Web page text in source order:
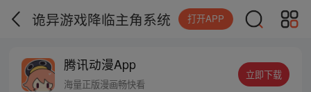
诡异游戏降临主角系统 打开APP
腾讯动漫App
海量正版漫画畅快看
立即下载